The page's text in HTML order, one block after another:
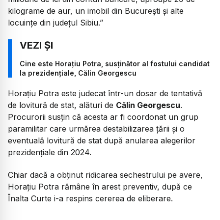
kilograme de aur, un imobil din București și alte
locuințe din județul Sibiu.”
Cine este Horațiu Potra, susținător al fostului candidat
la prezidențiale, Călin Georgescu
Horațiu Potra este judecat într-un dosar de tentativă
de lovitură de stat, alături de Călin Georgescu.
Procurorii susțin că acesta ar fi coordonat un grup
paramilitar care urmărea destabilizarea țării și o
eventuală lovitură de stat după anularea alegerilor
prezidențiale din 2024.
Chiar dacă a obținut ridicarea sechestrului pe avere,
Horațiu Potra rămâne în arest preventiv, după ce
Înalta Curte i-a respins cererea de eliberare.